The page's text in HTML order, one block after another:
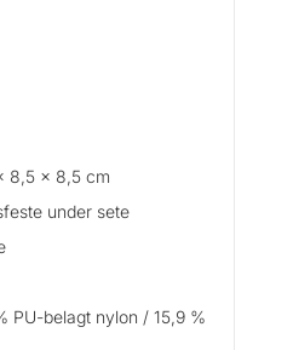
8,5 x 8,5 cm
under sete
PU-belagt nylon / 15,9 %